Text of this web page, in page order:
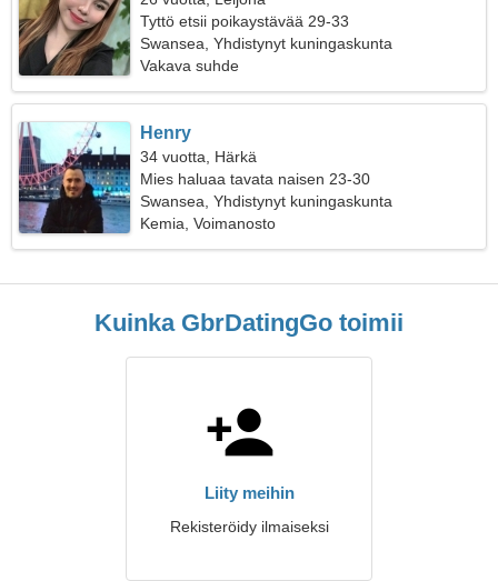
Tyttö etsii poikaystävää 29-33
Swansea, Yhdistynyt kuningaskunta
Vakava suhde
Henry
34 vuotta, Härkä
Mies haluaa tavata naisen 23-30
Swansea, Yhdistynyt kuningaskunta
Kemia, Voimanosto
Kuinka GbrDatingGo toimii
Liity meihin
Rekisteröidy ilmaiseksi